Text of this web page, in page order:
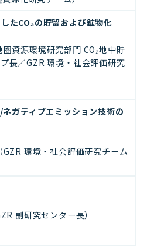
たCO₂の貯留および鉱物化
資源環境研究部門 CO₂地中貯
長／GZR 環境・社会評価研究
ネガティブエミッション技術の
GZR 環境・社会評価研究チーム
副研究センター長）